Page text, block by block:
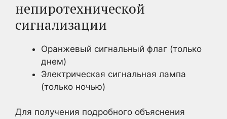
непиротехнической
сигнализации
Оранжевый сигнальный флаг (только
днем)
Электрическая сигнальная лампа
(только ночью)
Для получения подробного объяснения